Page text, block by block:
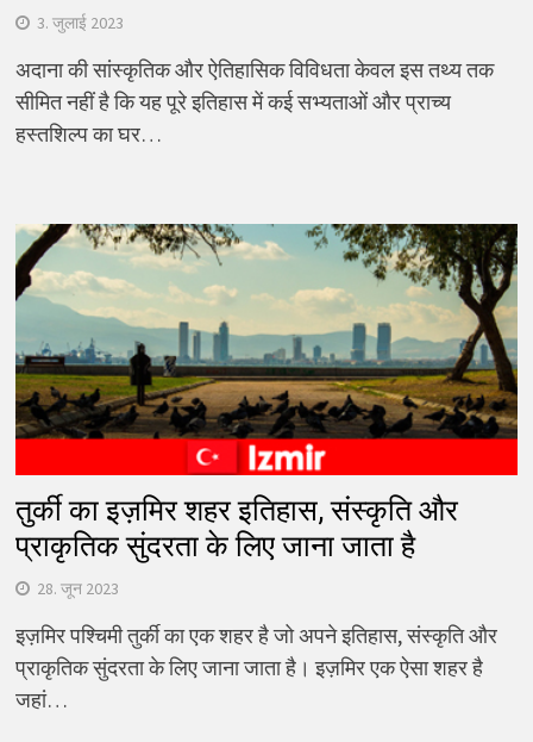
3. जुलाई 2023
अदाना की सांस्कृतिक और ऐतिहासिक विविधता केवल इस तथ्य तक
सीमित नहीं है कि यह पूरे इतिहास में कई सभ्यताओं और प्राच्य
हस्तशिल्प का घर…
तुर्की का इज़मिर शहर इतिहास, संस्कृति और
प्राकृतिक सुंदरता के लिए जाना जाता है
28. जून 2023
इज़मिर पश्चिमी तुर्की का एक शहर है जो अपने इतिहास, संस्कृति और
प्राकृतिक सुंदरता के लिए जाना जाता है। इज़मिर एक ऐसा शहर है
जहां…